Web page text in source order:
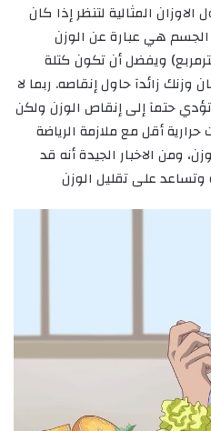
المثالية لتنظر إذا كان
الجسم هي عبارة عن الوزن
ويفضل أن تكون كتلة
25 . وإذا كان وزنك زائدآ حاول إنقاصه. ربما لا
حتمآ إلى إنقاص الوزن ولكن
أقل مع ملازمة الرياضة
ومن الاخبار الجيدة أنه قد
على تقليل الوزن